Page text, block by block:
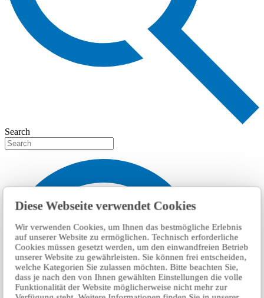
Diese Webseite verwendet Cookies
Wir verwenden Cookies, um Ihnen das bestmögliche Erlebnis
auf unserer Website zu ermöglichen. Technisch erforderliche
Cookies müssen gesetzt werden, um den einwandfreien Betrieb
unserer Website zu gewährleisten. Sie können frei entscheiden,
welche Kategorien Sie zulassen möchten. Bitte beachten Sie,
dass je nach den von Ihnen gewählten Einstellungen die volle
Funktionalität der Website möglicherweise nicht mehr zur
Search